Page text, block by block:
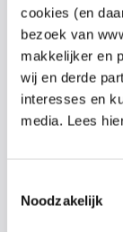
cookies (en
bezoek van
makkelijker en
wij en derde
interesses en
media. Lees
Noodzakelijk
Het tweede
22:00 uurop
IJsselstein.
Tijdens de
Omdat al